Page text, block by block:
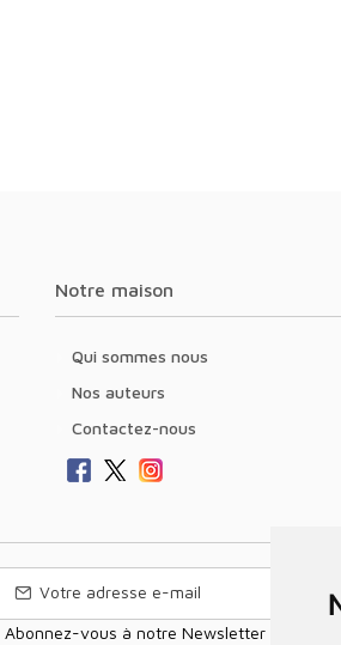
Notre maison
Qui sommes nous
Nos auteurs
Contactez-nous
Abonnez-vous à notre Newsletter pour